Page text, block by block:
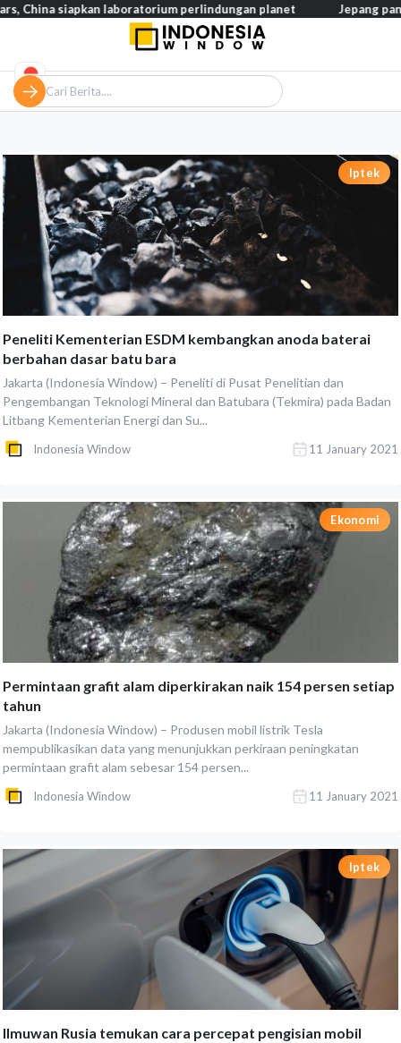
Iptek
Peneliti Kementerian ESDM kembangkan anoda baterai
berbahan dasar batu bara
Jakarta (Indonesia Window) – Peneliti di Pusat Penelitian dan
Pengembangan Teknologi Mineral dan Batubara (Tekmira) pada Badan
Litbang Kementerian Energi dan Su...
Indonesia Window 11 January 2021
Ekonomi
Permintaan grafit alam diperkirakan naik 154 persen setiap
tahun
Jakarta (Indonesia Window) – Produsen mobil listrik Tesla
mempublikasikan data yang menunjukkan perkiraan peningkatan
permintaan grafit alam sebesar 154 persen...
Indonesia Window 11 January 2021
Iptek
Ilmuwan Rusia temukan cara percepat pengisian mobil
siapkan laboratorium perlindungan planet Jepang pangkas